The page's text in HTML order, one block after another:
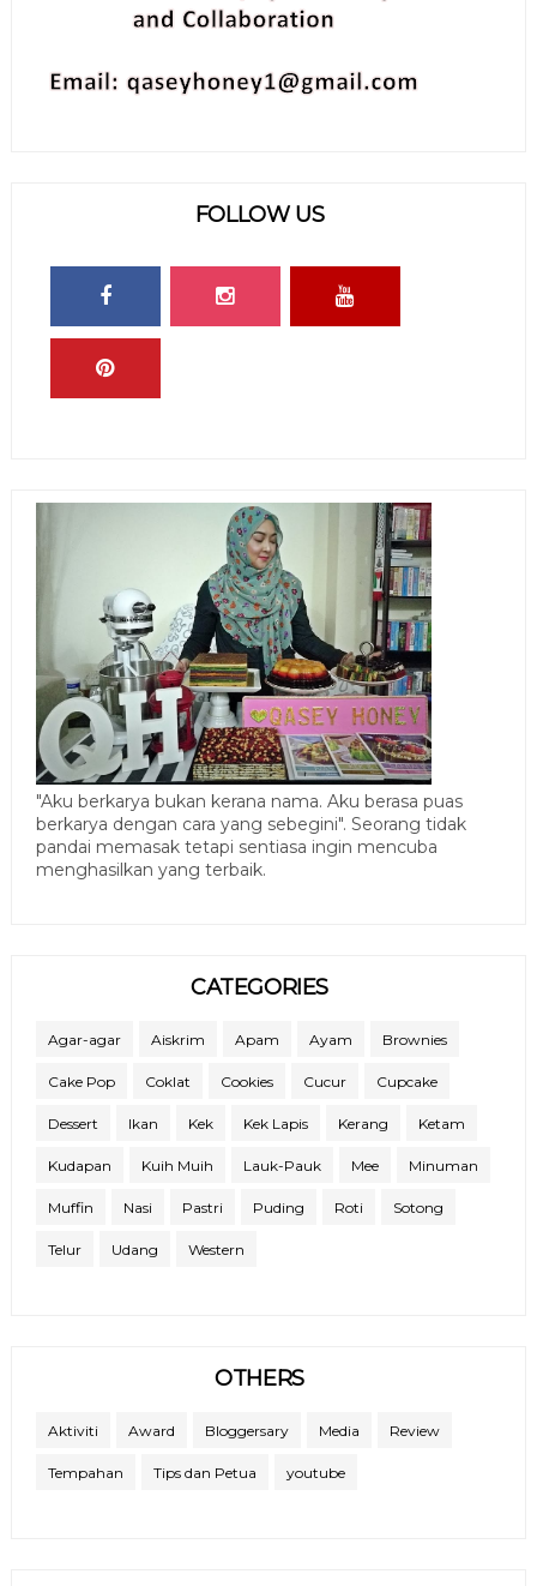
FOLLOW US
"Aku berkarya bukan kerana nama. Aku berasa puas
berkarya dengan cara yang sebegini". Seorang tidak
pandai memasak tetapi sentiasa ingin mencuba
menghasilkan yang terbaik.
CATEGORIES
Agar-agar Aiskrim Apam Ayam Brownies
Cake Pop Coklat Cookies Cucur Cupcake
Dessert Ikan Kek Kek Lapis Kerang Ketam
Kudapan Kuih Muih Lauk-Pauk Mee Minuman
Muffin Nasi Pastri Puding Roti Sotong
Telur Udang Western
OTHERS
Aktiviti Award Bloggersary Media Review
Tempahan Tips dan Petua youtube